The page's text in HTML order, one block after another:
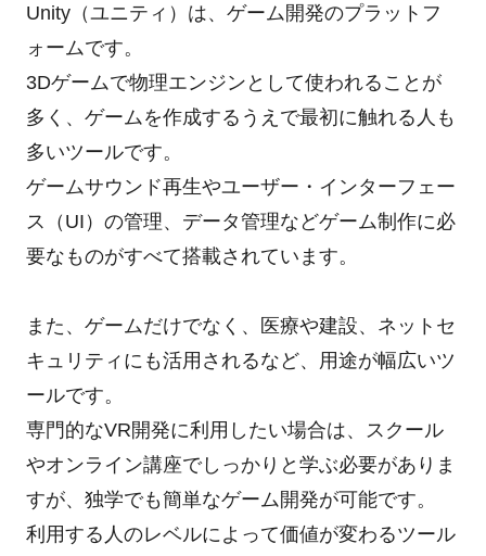
Unity（ユニティ）は、ゲーム開発のプラットフ
ォームです。
3Dゲームで物理エンジンとして使われることが
多く、ゲームを作成するうえで最初に触れる人も
多いツールです。
ゲームサウンド再生やユーザー・インターフェー
ス（UI）の管理、データ管理などゲーム制作に必
要なものがすべて搭載されています。
また、ゲームだけでなく、医療や建設、ネットセ
キュリティにも活用されるなど、用途が幅広いツ
ールです。
専門的なVR開発に利用したい場合は、スクール
やオンライン講座でしっかりと学ぶ必要がありま
すが、独学でも簡単なゲーム開発が可能です。
利用する人のレベルによって価値が変わるツール